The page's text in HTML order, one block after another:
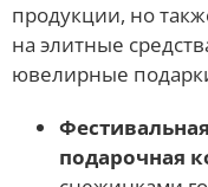
продукции, но
на элитные
ювелирные
подарочная